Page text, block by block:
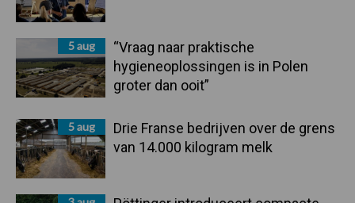
5 aug
“Vraag naar praktische
hygieneoplossingen is in Polen
groter dan ooit”
5 aug
Drie Franse bedrijven over de grens
van 14.000 kilogram melk